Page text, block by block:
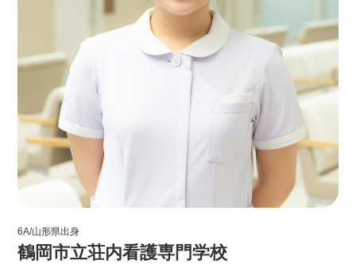
6A/山形県出身
鶴岡市立荘内看護専門学校